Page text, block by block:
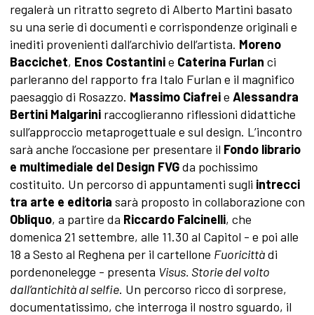
regalerà un ritratto segreto di Alberto Martini basato
su una serie di documenti e corrispondenze originali e
inediti provenienti dall’archivio dell’artista. Moreno
Baccichet, Enos Costantinie Caterina Furlan ci
parleranno del rapporto fra Italo Furlan e il magnifico
paesaggio di Rosazzo. Massimo Ciafreie Alessandra
Bertini Malgariniraccoglieranno riflessioni didattiche
sull’approccio metaprogettuale e sul design. L’incontro
sarà anche l’occasione per presentare il Fondo librario
e multimediale del Design FVGda pochissimo
costituito. Un percorso di appuntamenti sugli intrecci
tra arte e editoria sarà proposto in collaborazione con
Obliquo, a partire da Riccardo Falcinelli, che
domenica 21 settembre, alle 11.30 al Capitol - e poi alle
18 a Sesto al Reghena per il cartellone Fuoricittàdi
pordenonelegge - presenta Visus. Storie del volto
dall’antichità al selfie. Un percorso ricco di sorprese,
documentatissimo, che interroga il nostro sguardo, il